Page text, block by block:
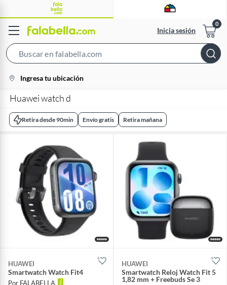
Inicia sesión
Bar
location-
icon
Ingresa tu ubicación
Huawei watch d
Retira desde 90min Envío gratis Retira mañana
HUAWEI
Smartwatch Watch Fit4
Por FALABELLA
HUAWEI
Smartwatch Reloj Watch Fit 5
1,82 mm + Freebuds Se 3